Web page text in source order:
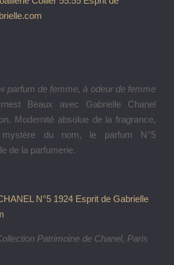
parfum de femme, à odeur de femme
Beaux avec Gabrielle Chanel
Modernité absolue de la fragrance,
du nom, le parfum N°5
de la parfumerie.
Patrimoine de Chanel, Paris